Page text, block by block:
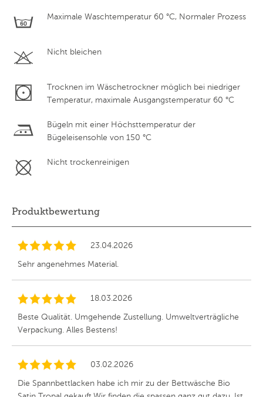
Maximale Waschtemperatur 60 °C, Normaler Prozess
Nicht bleichen
Trocknen im Wäschetrockner möglich bei niedriger
Temperatur, maximale Ausgangstemperatur 60 °C
Bügeln mit einer Höchsttemperatur der
Bügeleisensohle von 150 °C
Nicht trockenreinigen
Produktbewertung
23.04.2026
Sehr angenehmes Material.
18.03.2026
Beste Qualität. Umgehende Zustellung. Umweltverträgliche
Verpackung. Alles Bestens!
03.02.2026
Die Spannbettlacken habe ich mir zu der Bettwäsche Bio